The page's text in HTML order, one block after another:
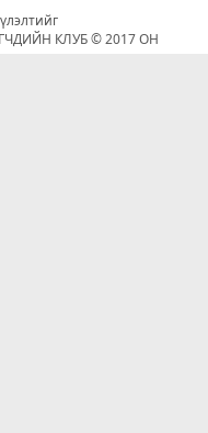
КЛУБ © 2017 ОН